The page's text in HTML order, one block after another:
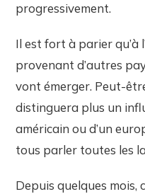
progressivement.
Il est fort à parier qu’à
provenant d’autres
vont émerger. Peut-
distinguera plus un
américain ou d’un
tous parler toutes les
Depuis quelques mois,